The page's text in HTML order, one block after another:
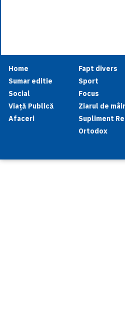
Home
Sumar editie
Social
Viață Publică
Afaceri
Fapt divers
Sport
Focus
Ziarul de
Supliment
Ortodox